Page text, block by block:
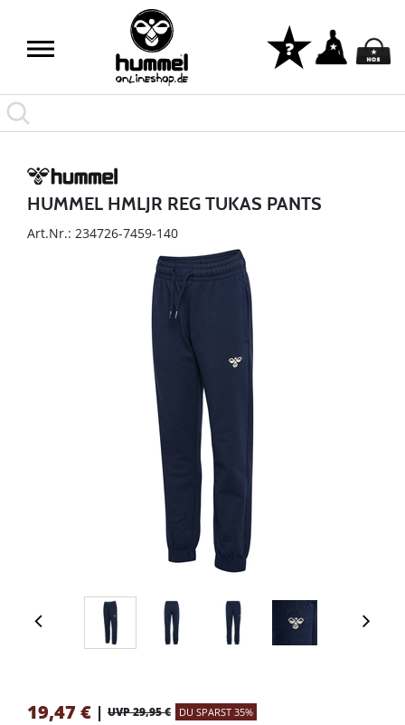
HUMMEL HMLJR REG TUKAS PANTS
Art.Nr.: 234726-7459-140
19,47 € | UVP 29,95 € DU SPARST 35%